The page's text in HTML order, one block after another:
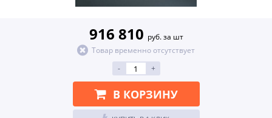
916 810 руб. за шт
Товар временно отсутствует
-
+
В КОРЗИНУ